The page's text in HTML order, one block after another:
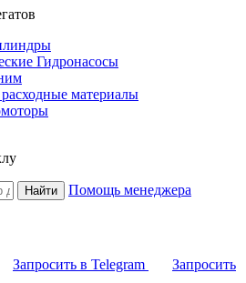
Гидронасосы
материалы
Найти
Помощь менеджера
Запросить в Telegram
Запросить